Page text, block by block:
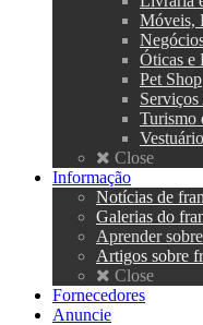
Móveis,
Óticas e
Pet Shop
Turismo
Vestuário
Close
Informação
Notícias de
Galerias do
Aprender
Artigos sobre
Close
Fornecedores
Anuncie